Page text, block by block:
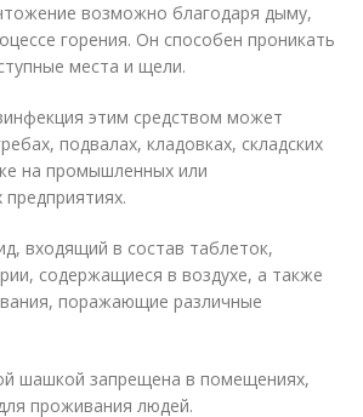
возможно благодаря дыму,
горения. Он способен проникать
места и щели.
этим средством может
подвалах, кладовках, складских
на промышленных или
входящий в состав таблеток,
содержащиеся в воздухе, а также
поражающие различные
шашкой запрещена в помещениях,
проживания людей.